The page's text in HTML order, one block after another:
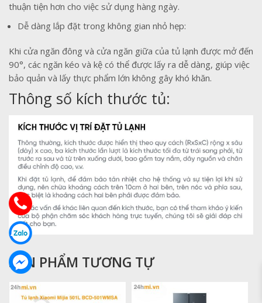
thuận tiện hơn cho việc sử dụng hàng ngày.
Dễ dàng lắp đặt trong không gian nhỏ hẹp:
Khi cửa ngăn đông và cửa ngăn giữa của tủ lạnh được mở đến
90°, các ngăn kéo và kệ có thể được lấy ra dễ dàng, giúp việc
bảo quản và lấy thực phẩm lớn không gây khó khăn.
Thông số kích thước tủ:
SẢN PHẨM TƯƠNG TỰ